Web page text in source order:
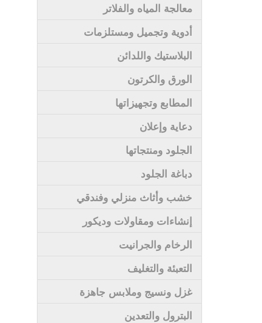
معالجة المياه والفلاتر
أدوية وتجميل ومستلزمات
البلاستيك واللدائن
الورق والكرتون
المطابع وتجهيزاتها
دعاية وإعلان
الجلود ومنتجاتها
دباغة الجلود
خشب وأثاث منزلي وفندقي
إنشاءات ومقاولات وديكور
الرخام والجرانيت
التعبئة والتغليف
غزل ونسيج وملابس جاهزة
البترول والتعدين